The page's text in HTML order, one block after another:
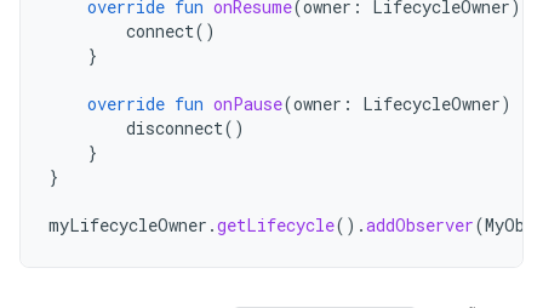
override fun onResume(owner : LifecycleOwner)
connect()
}
override fun onPause(owner : LifecycleOwner)
disconnect()
}
}
myLifecycleOwner .getLifecycle().addObserver(